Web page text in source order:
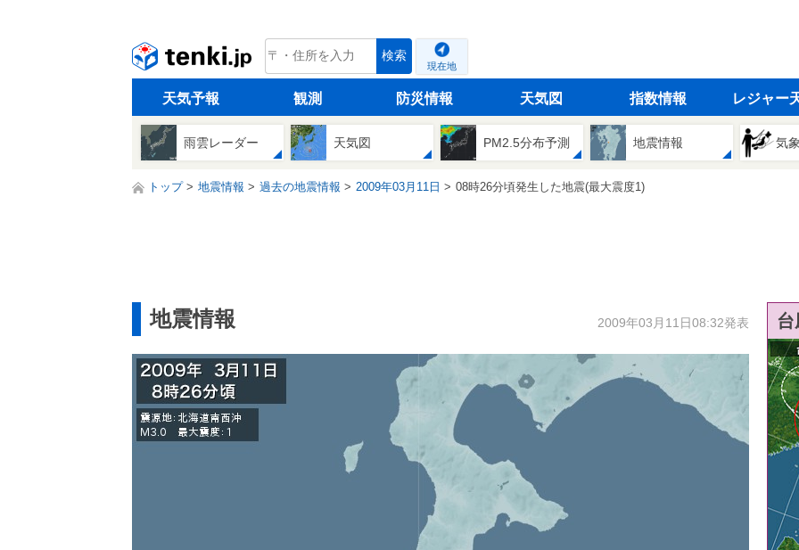
tenki.jp 検索
現在地
天気予報 観測 防災情報 天気図 指数情報 レジャー
雨雲レーダー 天気図 PM2.5分布予測 地震情報 気
トップ 地震情報 過去の地震情報 2009年03月11日 08時26分頃発生した地震(最大震度1)
地震情報 2009年03月11日08:32発表